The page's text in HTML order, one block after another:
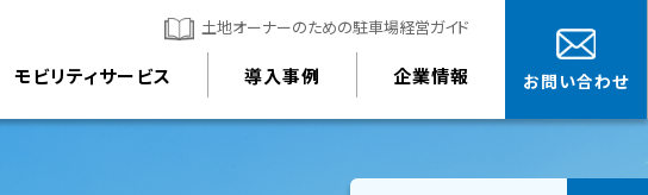
土地オーナーのための駐車場経営ガイド
モビリティサービス 導入事例 企業情報 お問い合わせ